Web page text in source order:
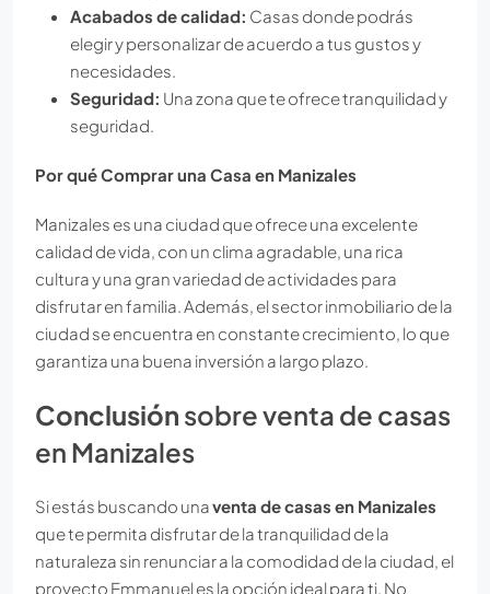
Acabados de calidad: Casas donde podrás
elegir y personalizar de acuerdo a tus gustos y
necesidades.
Seguridad: Una zona que te ofrece tranquilidad y
seguridad.
Por qué Comprar una Casa en Manizales
Manizales es una ciudad que ofrece una excelente
calidad de vida, con un clima agradable, una rica
cultura y una gran variedad de actividades para
disfrutar en familia. Además, el sector inmobiliario de la
ciudad se encuentra en constante crecimiento, lo que
garantiza una buena inversión a largo plazo.
Conclusión sobre venta de casas
en Manizales
Si estás buscando unaventa de casas en Manizales
que te permita disfrutar de la tranquilidad de la
naturaleza sin renunciar a la comodidad de la ciudad, el
proyecto Emmanuel es la opción ideal para ti. No